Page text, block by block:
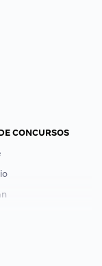
CONCURSOS